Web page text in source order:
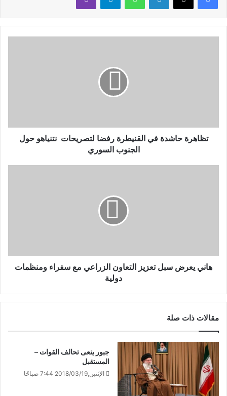
تظاهرة حاشدة في القنيطرة رفضا لتصريحات نتنياهو حول
الجنوب السوري
هاني يعرض سبل تعزيز التعاون الزراعي مع سفراء ومنظمات
دولية
مقالات ذات صلة
جبور ينعى تحالف القوات –
المستقبل
الإثنين,2018/03/19 7:44 صباحًا